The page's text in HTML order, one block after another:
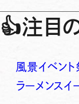
👍注目
風景イベント
ラーメンスイ